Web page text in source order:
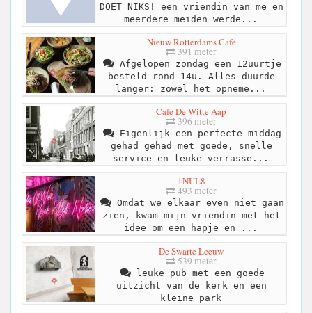
DOET NIKS! een vriendin van me en
meerdere meiden werde...
Nieuw Rotterdams Cafe
391 meter
Afgelopen zondag een 12uurtje
besteld rond 14u. Alles duurde
langer: zowel het opneme...
Cafe De Witte Aap
396 meter
Eigenlijk een perfecte middag
gehad gehad met goede, snelle
service en leuke verrasse...
1NUL8
493 meter
Omdat we elkaar even niet gaan
zien, kwam mijn vriendin met het
idee om een hapje en ...
De Swarte Leeuw
539 meter
leuke pub met een goede
uitzicht van de kerk en een
kleine park